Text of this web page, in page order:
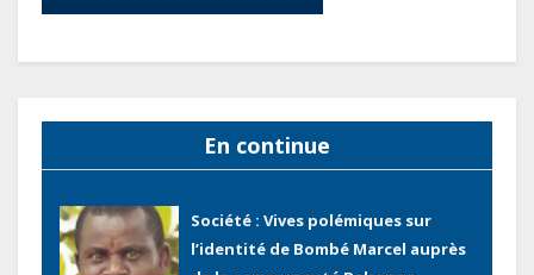
En continue
(Rapport)
l’identité de Bombé Marcel auprès
de la communauté Babongo